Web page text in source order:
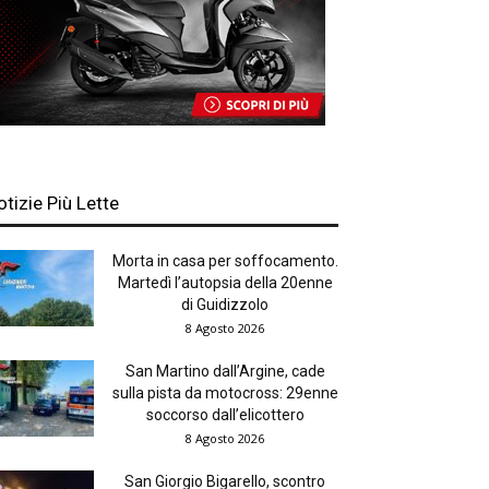
Più Lette
Morta in casa per soffocamento.
Martedì l’autopsia della 20enne
di Guidizzolo
8 Agosto 2026
San Martino dall’Argine, cade
sulla pista da motocross: 29enne
soccorso dall’elicottero
8 Agosto 2026
San Giorgio Bigarello, scontro